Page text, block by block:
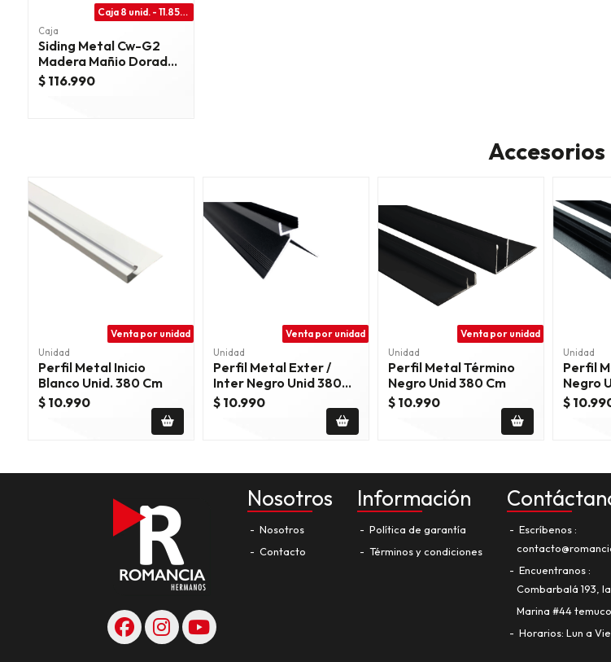
Caja 8 unid. - 11.85m2
Caja
Siding Metal Cw-G2
Madera Mañio Dorado
380 Cm
$ 116.990
Accesorios
Venta por unidad
Unidad
Perfil Metal Inicio
Blanco Unid. 380 Cm
$ 10.990
Venta por unidad
Unidad
Perfil Metal Exter /
Inter Negro Unid 380
Cm
$ 10.990
Venta por unidad
Unidad
Perfil Metal Término
Negro Unid 380 Cm
$ 10.990
Unidad
Perfil
Negro
$
Nosotros
Nosotros
Contacto
Información
Política de garantía
Términos y condiciones
Escríbenos
Encuentranos
Combarbalá 193,
Marina #44 temuco
Horarios: Lun a